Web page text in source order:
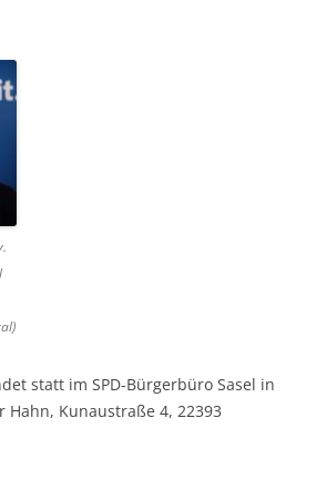
statt im SPD-Bürgerbüro Sasel in
Hahn, Kunaustraße 4, 22393